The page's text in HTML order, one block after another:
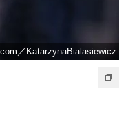
／KatarzynaBialasiewicz